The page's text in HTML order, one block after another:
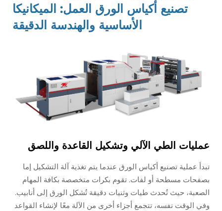
تصنيع أكياس الورق العمل: الميكانيكا
الأساسية والهندسة الدقيقة
عمليات الطي الآلي وتشكيل القاعدة واللصق
تبدأ عملية تصنيع أكياس الورق عندما يتم تغذية آلة التشكيل إما
بصفحات مسطحة أو لفات. تقوم بكرات متخصصة بكافة المهام
الصعبة، حيث تُحدث طيات وثنيات دقيقة تُشكل الورق إلى أنابيب.
وفي الوقت نفسه، تتجمع أجزاء أخرى من الآلة معًا لإنشاء القواعد